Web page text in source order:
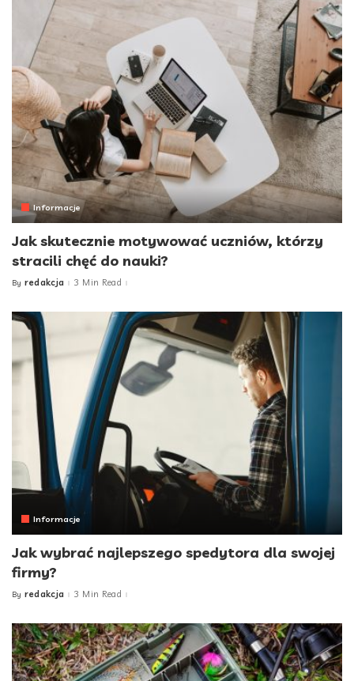
Informacje
Jak skutecznie motywować uczniów, którzy
stracili chęć do nauki?
Posted
By redakcja 3 Min Read
Informacje
Jak wybrać najlepszego spedytora dla swojej
firmy?
Posted
By redakcja 3 Min Read